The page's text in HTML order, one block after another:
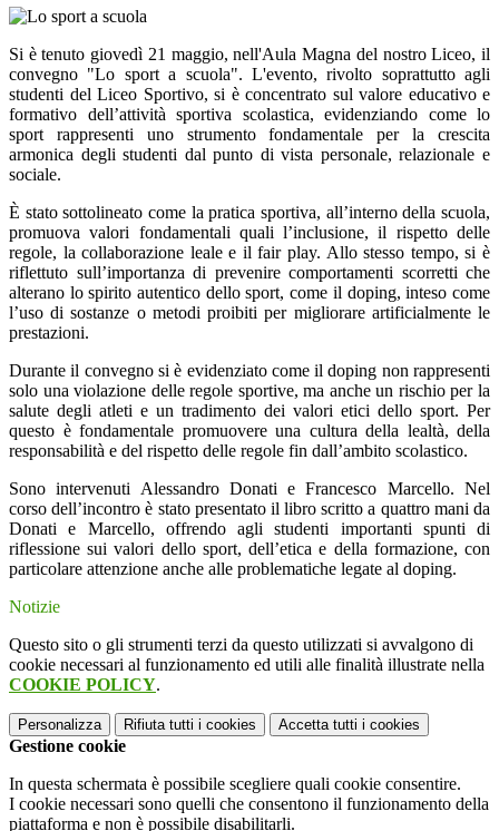
Si è tenuto giovedì 21 maggio, nell'Aula Magna del nostro Liceo, il
convegno "Lo sport a scuola". L'evento, rivolto soprattutto agli
studenti del Liceo Sportivo, si è concentrato sul valore educativo e
formativo dell’attività sportiva scolastica, evidenziando come lo
sport rappresenti uno strumento fondamentale per la crescita
armonica degli studenti dal punto di vista personale, relazionale e
sociale.
È stato sottolineato come la pratica sportiva, all’interno della scuola,
promuova valori fondamentali quali l’inclusione, il rispetto delle
regole, la collaborazione leale e il fair play. Allo stesso tempo, si è
riflettuto sull’importanza di prevenire comportamenti scorretti che
alterano lo spirito autentico dello sport, come il doping, inteso come
l’uso di sostanze o metodi proibiti per migliorare artificialmente le
prestazioni.
Durante il convegno si è evidenziato come il doping non rappresenti
solo una violazione delle regole sportive, ma anche un rischio per la
salute degli atleti e un tradimento dei valori etici dello sport. Per
questo è fondamentale promuovere una cultura della lealtà, della
responsabilità e del rispetto delle regole fin dall’ambito scolastico.
Sono intervenuti Alessandro Donati e Francesco Marcello. Nel
corso dell’incontro è stato presentato il libro scritto a quattro mani da
Donati e Marcello, offrendo agli studenti importanti spunti di
riflessione sui valori dello sport, dell’etica e della formazione, con
particolare attenzione anche alle problematiche legate al doping.
Notizie
Questo sito o gli strumenti terzi da questo utilizzati si avvalgono di
cookie necessari al funzionamento ed utili alle finalità illustrate nella
COOKIE POLICY.
Personalizza Rifiuta tutti i cookies Accetta tutti i cookies
Gestione cookie
In questa schermata è possibile scegliere quali cookie consentire.
I cookie necessari sono quelli che consentono il funzionamento della
piattaforma e non è possibile disabilitarli.